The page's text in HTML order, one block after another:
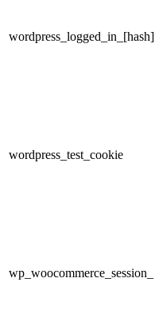
wordpress_logged_in_[hash]
wordpress_test_cookie
wp_woocommerce_session_